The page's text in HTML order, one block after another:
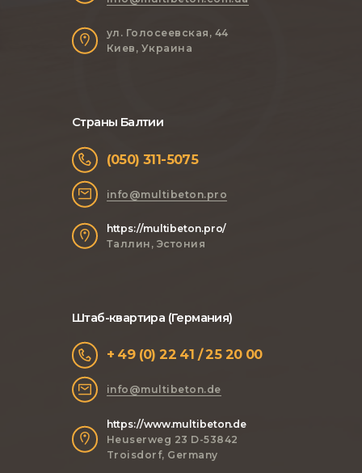
ул. Голосеевская, 44
Киев, Украина
Страны Балтии
(050) 311-5075
info@multibeton.pro
https://multibeton.pro/
Таллин, Эстония
Штаб-квартира (Германия)
+ 49 (0) 22 41 / 25 20 00
info@multibeton.de
https://www.multibeton.de
Heuserweg 23 D-53842
Troisdorf, Germany